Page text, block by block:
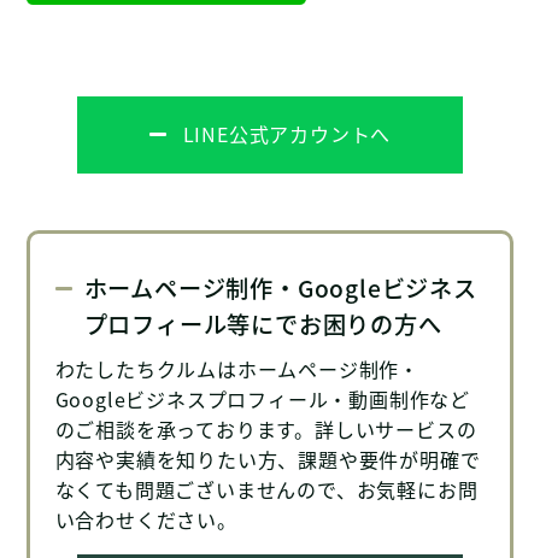
LINE公式アカウントへ
ホームページ制作・Googleビジネス
プロフィール等にでお困りの方へ
わたしたちクルムはホームページ制作・
Googleビジネスプロフィール・動画制作など
のご相談を承っております。詳しいサービスの
内容や実績を知りたい方、課題や要件が明確で
なくても問題ございませんので、お気軽にお問
い合わせください。